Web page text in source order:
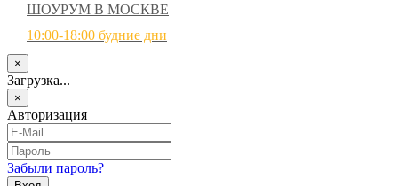
ШОУРУМ В МОСКВЕ
10:00-18:00 будние дни
×
Загрузка...
×
Авторизация
Забыли пароль?